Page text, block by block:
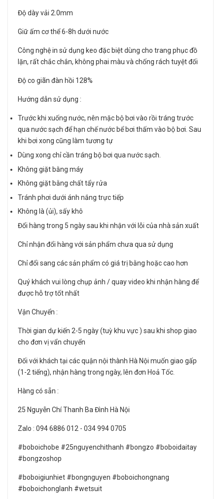
Độ dày vải 2.0mm
Giữ ấm cơ thể 6-8h dưới nước
Công nghệ in sử dụng keo đặc biệt dùng cho trang phục đồ
lặn, rất chắc chắn, không phai màu và chống rách tuyệt đối
Độ co giãn đàn hồi 128%
Hướng dẫn sử dụng :
Trước khi xuống nước, nên mặc bộ bơi vào rồi tráng trước
qua nước sạch để hạn chế nước bể bơi thấm vào bộ bơi. Sau
khi bơi xong cũng làm tương tự
Dùng xong chỉ cần tráng bộ bơi qua nước sạch.
Không giặt bằng máy
Không giặt bằng chất tẩy rửa
Tránh phơi dưới ánh nắng trực tiếp
Không là (ủi), sấy khô
Đổi hàng trong 5 ngày sau khi nhận với lỗi của nhà sản xuất
Chỉ nhận đổi hàng với sản phẩm chưa qua sử dụng
Chỉ đổi sang các sản phẩm có giá trị bằng hoặc cao hơn
Quý khách vui lòng chụp ảnh / quay video khi nhận hàng để
được hỗ trợ tốt nhất
Vận Chuyển :
Thời gian dự kiến 2-5 ngày (tuỳ khu vực ) sau khi shop giao
cho đơn vị vẩn chuyển
Đối với khách tại các quận nội thành Hà Nội muốn giao gấp
(1-2 tiếng), nhận hàng trong ngày, lên đơn Hoả Tốc.
Hàng có sẵn :
25 Nguyễn Chí Thanh Ba Đình Hà Nội
Zalo : 094 6886 012 - 034 994 0705
#boboichobe #25nguyenchithanh #bongzo #boboidaitay
#bongzoshop
#boboigiunhiet #bongnguyen #boboichongnang
#boboichonglanh #wetsuit